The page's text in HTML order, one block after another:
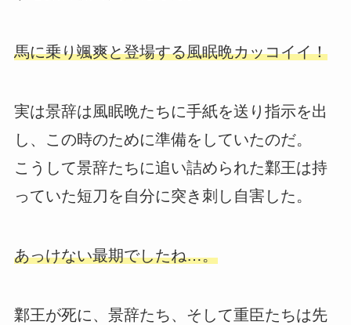
馬に乗り颯爽と登場する風眠晩カッコイイ！
実は景辞は風眠晩たちに手紙を送り指示を出
し、この時のために準備をしていたのだ。
こうして景辞たちに追い詰められた鄴王は持
っていた短刀を自分に突き刺し自害した。
あっけない最期でしたね…。
鄴王が死に、景辞たち、そして重臣たちは先